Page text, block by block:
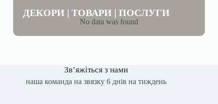
ДЕКОРИ | ТОВАРИ | ПОСЛУГИ
No data was found
Зв’яжіться з нами
наша команда на звязку 6 днів на тиждень